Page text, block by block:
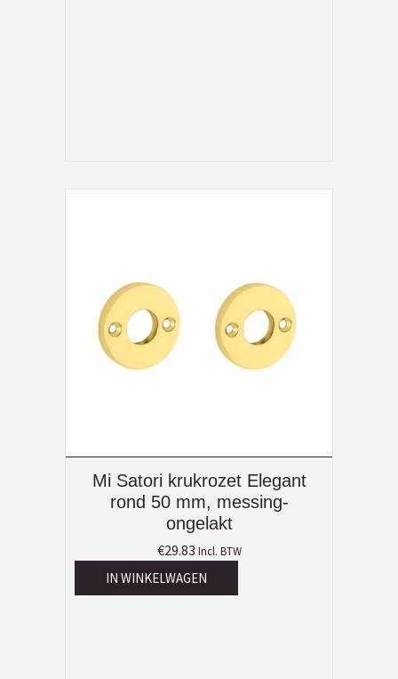
Mi Satori krukrozet Elegant
rond 50 mm, messing-
ongelakt
€29.83 Incl. BTW
IN WINKELWAGEN